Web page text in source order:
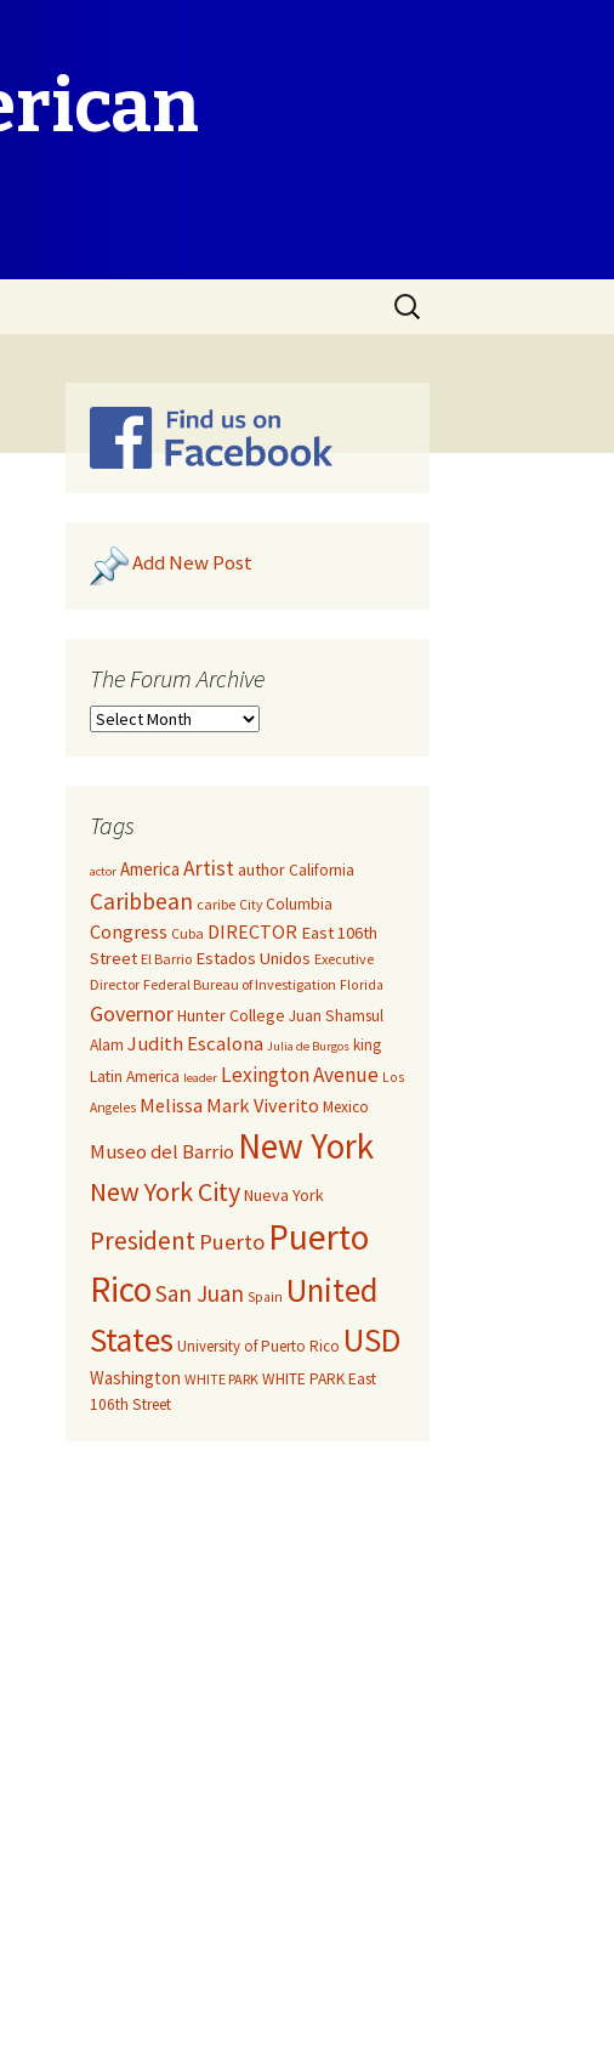
Search
for:
Add New Post
The Forum Archive
Tags
actor America ArtistauthorCalifornia
Caribbean caribe City Columbia
Congress Cuba DIRECTOR East 106th
Street El Barrio Estados Unidos Executive
Director Federal Bureau of Investigation Florida
GovernorHunter College Juan Shamsul
Alam Judith Escalona Julia de Burgos king
Latin America leader Lexington Avenue Los
Angeles Melissa Mark Viverito Mexico
Museo del Barrio New York
New York CityNueva York
President Puerto Puerto
RicoSan Juan Spain United
States University of Puerto Rico USD
Washington WHITE PARK WHITE PARK East
106th Street